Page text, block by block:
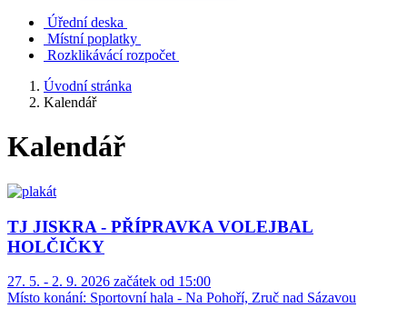
Úřední deska
Místní poplatky
Rozklikávácí rozpočet
Úvodní stránka
Kalendář
Kalendář
TJ JISKRA - PŘÍPRAVKA VOLEJBAL
HOLČIČKY
27. 5. - 2. 9. 2026 začátek od 15:00
Místo konání: Sportovní hala - Na Pohoří, Zruč nad Sázavou